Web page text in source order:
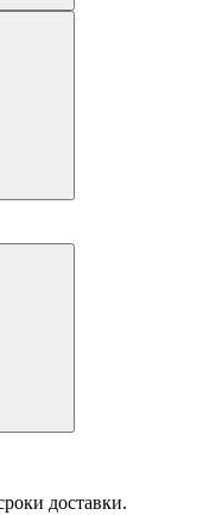
доставки.